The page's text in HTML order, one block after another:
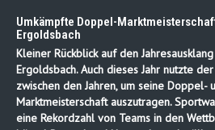
Umkämpfte Doppel-
Ergoldsbach
Kleiner Rückblick auf den
Ergoldsbach. Auch dieses Jahr nutzte
zwischen den Jahren, um seine Doppel-
Marktmeisterschaft auszutragen.
eine Rekordzahl von Teams in den